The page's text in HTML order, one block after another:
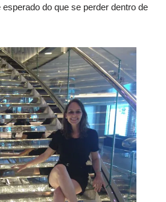
do que se perder dentro de